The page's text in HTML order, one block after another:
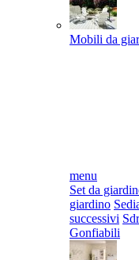
Mobili da
menu
Set da
giardino
successivi
Gonfiabili